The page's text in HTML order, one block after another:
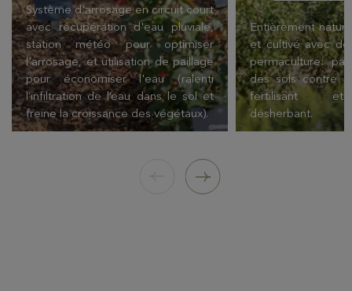
Système d'arrosage en circuit court
avec récupération d'eau pluviale,
station météo pour optimiser
l'arrosage, et utilisation de paillage
pour économiser l'eau (ralenti
l’infiltration de l’eau dans le sol et
freine la croissance des végétaux).
Entièrement
et cultivé avec
permaculture:
des sols contre
fertilisant et
désherbant.